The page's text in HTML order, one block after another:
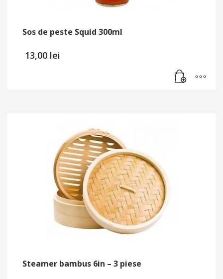
Sos de peste Squid 300ml
13,00 lei
Steamer bambus 6in – 3 piese